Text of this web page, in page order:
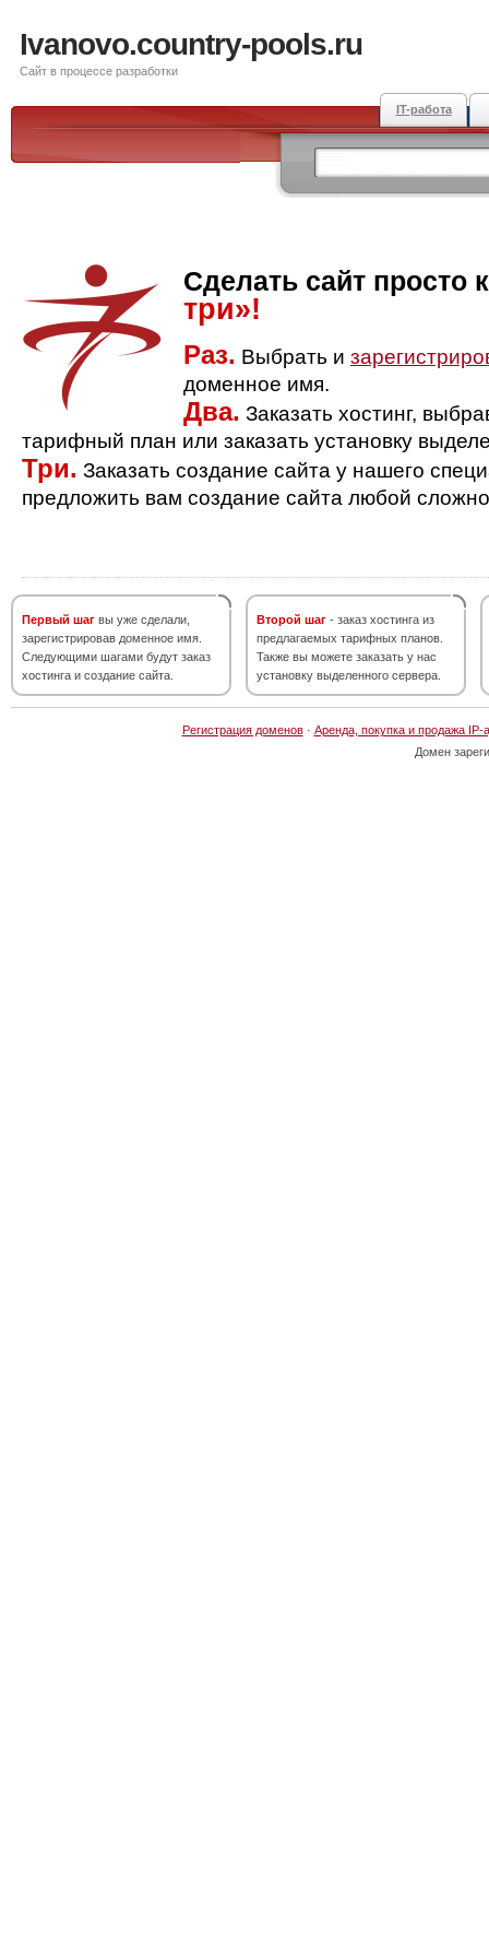
Ivanovo.country-pools.ru
Сайт в процессе разработки
IT-работа
Сделать сайт просто
три»!
Раз. Выбрать и
доменное имя.
Два. Заказать хостинг,
тарифный план или заказать установку
Три. Заказать создание сайта у нашего
предложить вам создание сайта любой
Первый шаг вы уже сделали,
зарегистрировав доменное имя.
Следующими шагами будут заказ
хостинга и создание сайта.
Второй шаг - заказ хостинга из
предлагаемых тарифных планов.
Также вы можете заказать у нас
установку выделенного сервера.
Регистрация доменов· Аренда, покупка и продажа IP-
Домен